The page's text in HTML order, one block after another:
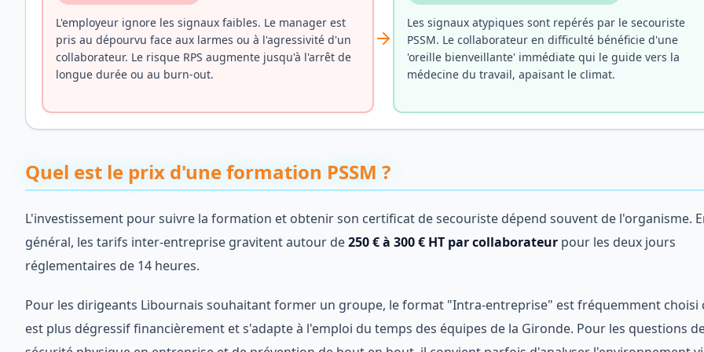
L'employeur ignore les signaux faibles. Le manager est
pris au dépourvu face aux larmes ou à l'agressivité d'un
collaborateur. Le risque RPS augmente jusqu'à l'arrêt de
longue durée ou au burn-out.
Les signaux atypiques sont repérés par le secouriste
PSSM. Le collaborateur en difficulté bénéficie d'une
'oreille bienveillante' immédiate qui le guide vers la
médecine du travail, apaisant le climat.
Quel est le prix d'une formation PSSM ?
L'investissement pour suivre la formation et obtenir son certificat de secouriste dépend souvent de l'organisme.
général, les tarifs inter-entreprise gravitent autour de250 € à 300 € HT par collaborateur pour les deux jours
réglementaires de 14 heures.
Pour les dirigeants Libournais souhaitant former un groupe, le format "Intra-entreprise" est fréquemment choisi
est plus dégressif financièrement et s'adapte à l'emploi du temps des équipes de la Gironde. Pour les questions